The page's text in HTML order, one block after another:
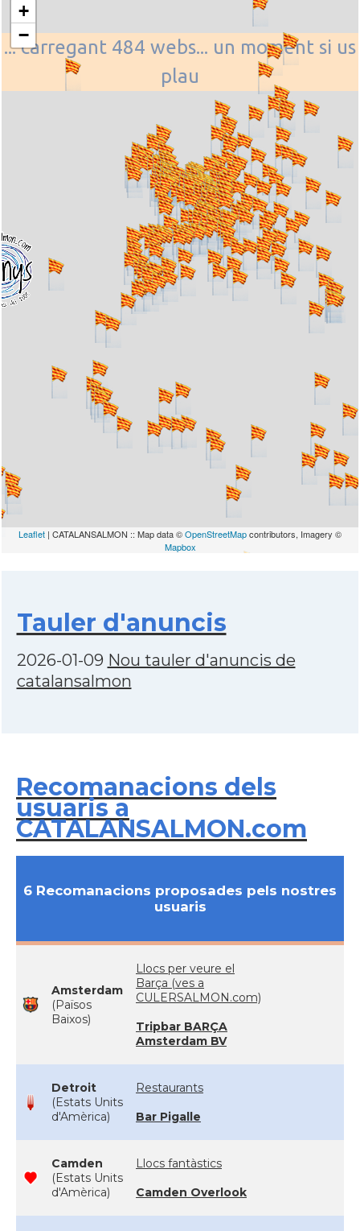
... carregant 484 webs... un moment si us
plau
+
−
Leaflet | CATALANSALMON :: Map data ©OpenStreetMapcontributors, Imagery ©
Mapbox
Tauler d'anuncis
2026-01-09 Nou tauler d'anuncis de
catalansalmon
Recomanacions dels
usuaris a
CATALANSALMON.com
6 Recomanacions proposades pels nostres
usuaris
Amsterdam
(Països
Baixos)
Llocs per veure el
Barça (ves a
CULERSALMON.com)
Tripbar BARÇA
Amsterdam BV
Detroit
(Estats Units
d'Amèrica)
Restaurants
Bar Pigalle
Camden
(Estats Units
d'Amèrica)
Llocs fantàstics
Camden Overlook